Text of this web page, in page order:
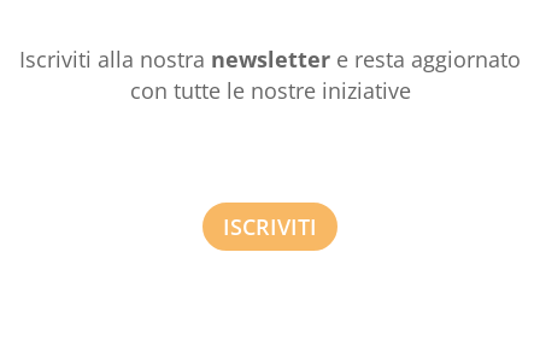
Iscriviti alla nostra newsletter e resta aggiornato
con tutte le nostre iniziative
ISCRIVITI